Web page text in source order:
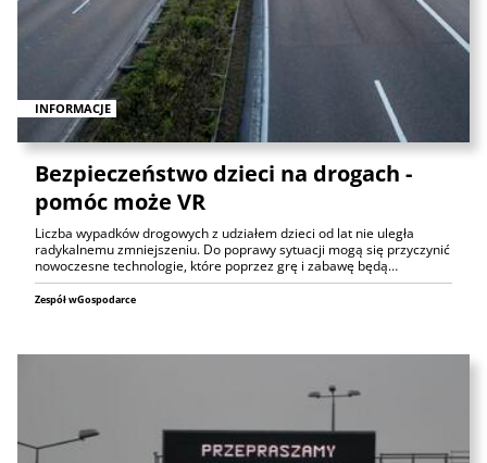
INFORMACJE
Bezpieczeństwo dzieci na drogach -
pomóc może VR
Liczba wypadków drogowych z udziałem dzieci od lat nie uległa
radykalnemu zmniejszeniu. Do poprawy sytuacji mogą się przyczynić
nowoczesne technologie, które poprzez grę i zabawę będą…
Zespół wGospodarce